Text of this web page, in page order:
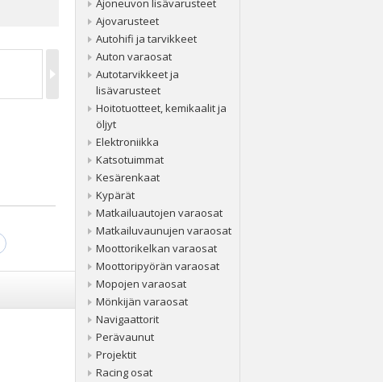
Ajoneuvon lisävarusteet
Ajovarusteet
Autohifi ja tarvikkeet
Auton varaosat
Autotarvikkeet ja
lisävarusteet
Hoitotuotteet, kemikaalit ja
öljyt
Elektroniikka
Katsotuimmat
Kesärenkaat
Kypärät
Matkailuautojen varaosat
Matkailuvaunujen varaosat
Moottorikelkan varaosat
Moottoripyörän varaosat
Mopojen varaosat
Mönkijän varaosat
Navigaattorit
Perävaunut
Projektit
Racing osat